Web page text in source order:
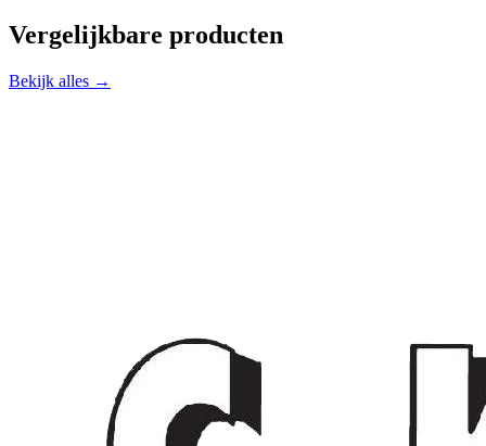
Vergelijkbare producten
Bekijk alles →